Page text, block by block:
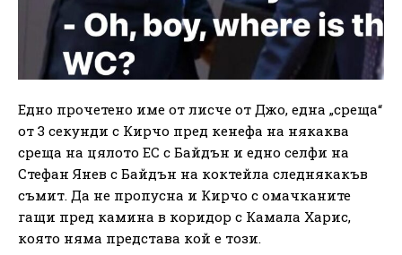
Едно прочетено име от лисче от Джо, една „среща“
от 3 секунди с Кирчо пред кенефа на някаква
среща на цялото ЕС с Байдън и едно селфи на
Стефан Янев с Байдън на коктейла следнякакъв
съмит. Да не пропусна и Кирчо с омачканите
гащи пред камина в коридор с Камала Харис,
която няма представа кой е този.